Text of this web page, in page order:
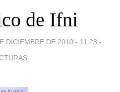
de Ifni
DICIEMBRE DE 2010 - 11:28 -